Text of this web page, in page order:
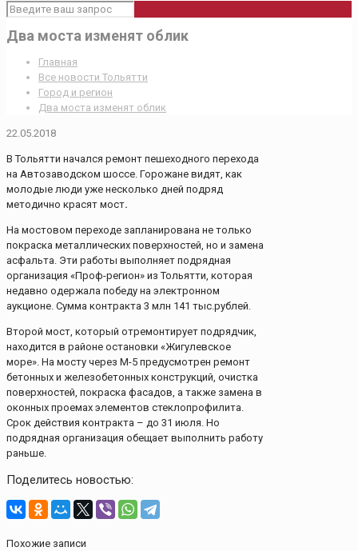
Два моста изменят облик
Главная
Все новости Тольятти
Город и регион
Два моста изменят облик
22.05.2018
В Тольятти начался ремонт пешеходного перехода
на Автозаводском шоссе. Горожане видят, как
молодые люди уже несколько дней подряд
методично красят мост.
На мостовом переходе запланирована не только
покраска металлических поверхностей, но и замена
асфальта. Эти работы выполняет подрядная
организация «Проф-регион» из Тольятти, которая
недавно одержала победу на электронном
аукционе. Сумма контракта 3 млн 141 тыс.рублей.
Второй мост, который отремонтирует подрядчик,
находится в районе остановки «Жигулевское
море». На мосту через М-5 предусмотрен ремонт
бетонных и железобетонных конструкций, очистка
поверхностей, покраска фасадов, а также замена в
оконных проемах элементов стеклопрофилита.
Срок действия контракта – до 31 июля. Но
подрядная организация обещает выполнить работу
раньше.
Поделитесь новостью:
Похожие записи